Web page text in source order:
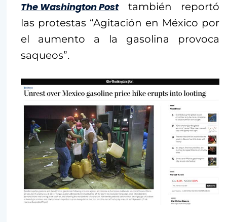
The Washington Posttambién reportó
las protestas “Agitación en México por
el aumento a la gasolina provoca
saqueos”.